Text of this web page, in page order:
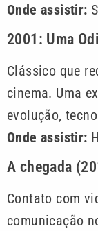
Onde assistir:
2001: Uma
Clássico que
cinema. Uma
evolução,
Onde assistir:
A chegada
Contato com
comunicação